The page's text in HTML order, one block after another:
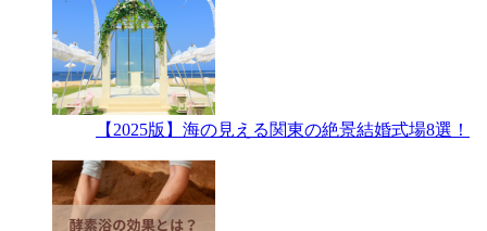
【2025版】海の見える関東の絶景結婚式場8選！